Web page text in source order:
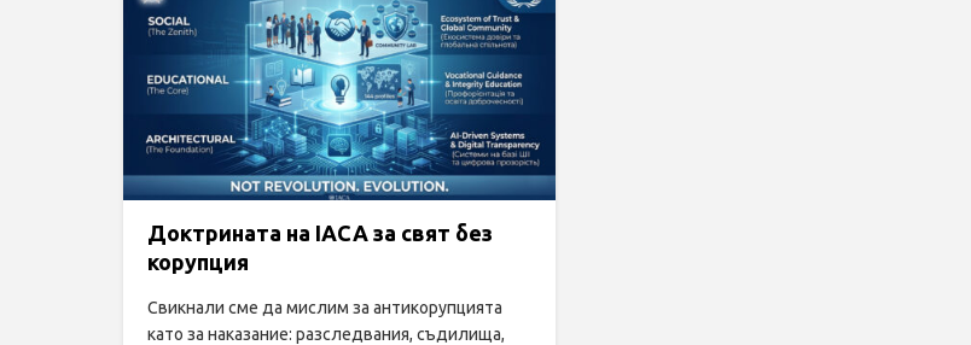
Доктрината на IACA за свят без
корупция
Свикнали сме да мислим за антикорупцията
като за наказание: разследвания, съдилища,